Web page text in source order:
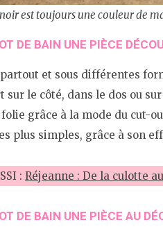
est toujours une couleur de
DE BAIN UNE PIÈCE
et sous différentes
sur le côté, dans le dos ou
grâce à la mode du cut-
plus simples, grâce à son
: Réjeanne : De la culotte
DE BAIN UNE PIÈCE AU